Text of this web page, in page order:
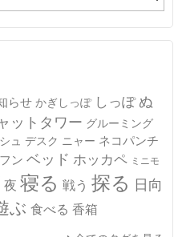
らせ かぎしっぽ しっぽ ぬ
ットタワー グルーミング
ュ デスク ニャー ネコパンチ
ン ベッド ホッカペ ミニモ
夜 寝る 戦う 探る 日向
ぶ 食べる 香箱